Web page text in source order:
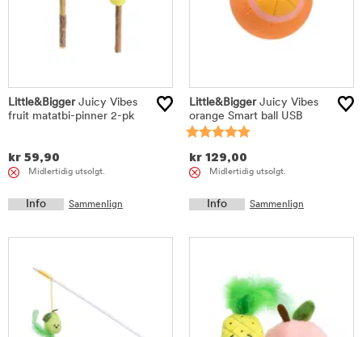
Little&BiggerJuicy Vibes
fruit matatbi-pinner 2-pk
kr 59,90
Midlertidig utsolgt.
Info Sammenlign
Little&BiggerJuicy Vibes
orange Smart ball USB
kr 129,00
Midlertidig utsolgt.
Info Sammenlign